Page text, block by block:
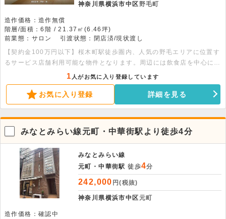
神奈川県横浜市中区野毛町
造作価格：造作無償
階層/面積：6階 / 21.37㎡(6.46坪)
前業態：サロン
引渡状態：閉店済/現状渡し
【契約金100万円以下】桜木町駅徒歩圏内、人気の野毛エリアに位置す
るサービス店舗利用可能な物件となります。周辺には飲食店を中心に多
様な業態が集積しており、相乗効果による来店動機の創出が期待できま
す。建物内には、住居だけでなく事務所・サロン店・マッサージ店等
様々な業種が入居しております。条件等に関してご興味ございましたら
気兼ねなくご連絡ください。
1 人がお気に入り登録しています
お気に入り登録 詳細を見る
みなとみらい線元町・中華街駅より徒歩4分
みなとみらい線
元町・中華街駅 徒歩4分
242,000 円(税抜)
神奈川県横浜市中区 元町
造作価格：確認中